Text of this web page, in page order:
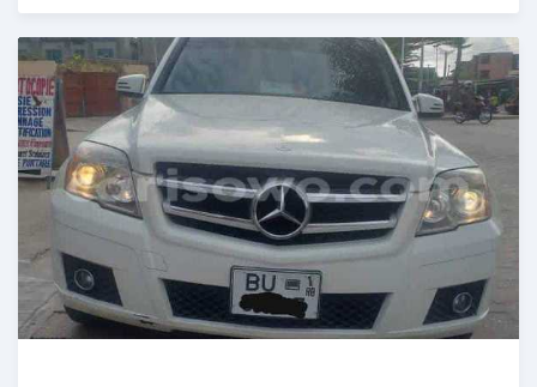
Publié il y a plus de 3 ans